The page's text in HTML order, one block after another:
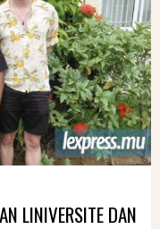
LINIVERSITE DAN